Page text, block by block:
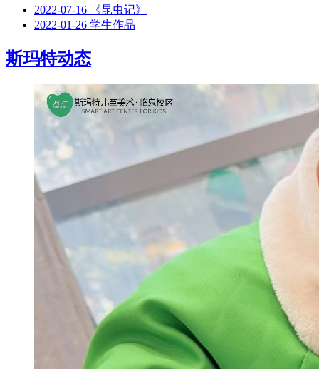
2022-07-16
《昆虫记》
2022-01-26 学生作品
斯玛特动态